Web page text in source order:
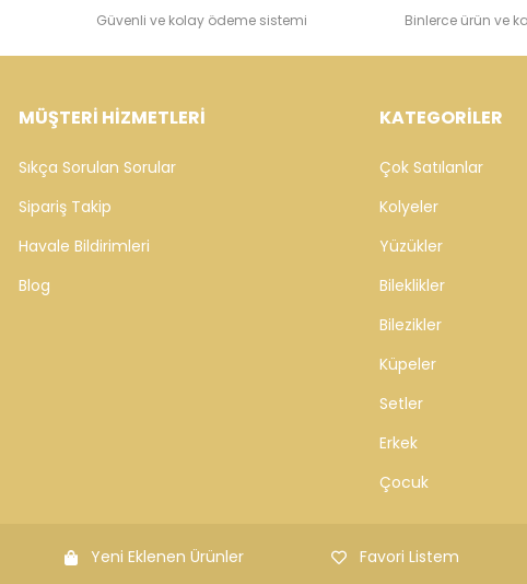
Güvenli ve kolay ödeme sistemi Binlerce ürün ve
MÜŞTERİ HİZMETLERİ
Sıkça Sorulan Sorular
Sipariş Takip
Havale Bildirimleri
Blog
KATEGORİLER
Çok Satılanlar
Kolyeler
Yüzükler
Bileklikler
Bilezikler
Küpeler
Setler
Erkek
Çocuk
Yeni Eklenen Ürünler Favori Listem